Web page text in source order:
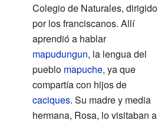
Colegio de Naturales, dirigido
por los franciscanos. Allí
aprendió a hablar
mapudungun, la lengua del
pueblo mapuche, ya que
compartía con hijos de
caciques. Su madre y media
hermana, Rosa, lo visitaban a